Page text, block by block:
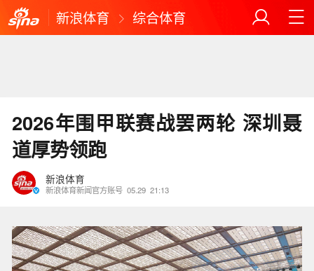
新浪体育 综合体育
2026年围甲联赛战罢两轮 深圳聂
道厚势领跑
新浪体育
新浪体育新闻官方账号 05.29 21:13